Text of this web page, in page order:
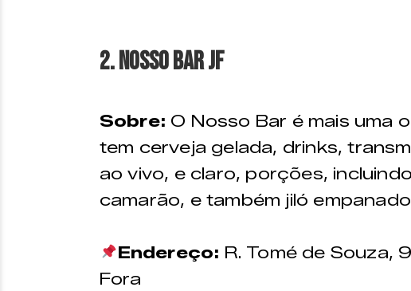
2. Nosso Bar JF
Sobre: O Nosso Bar é mais uma
tem cerveja gelada, drinks,
ao vivo, e claro, porções,
camarão, e também jiló
Endereço: R. Tomé de Souza,
Fora